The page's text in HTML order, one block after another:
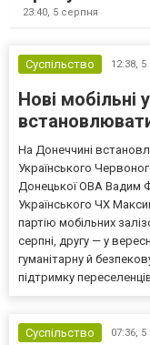
23:40, 5 серпня
Суспільство 12:38, 5
Нові мобільні
На Донеччині
Українського
Донецької ОВА Вадим
Українського ЧХ
партію мобільних
серпні, другу — у
гуманітарну й
підтримку
Суспільство 07:36, 5